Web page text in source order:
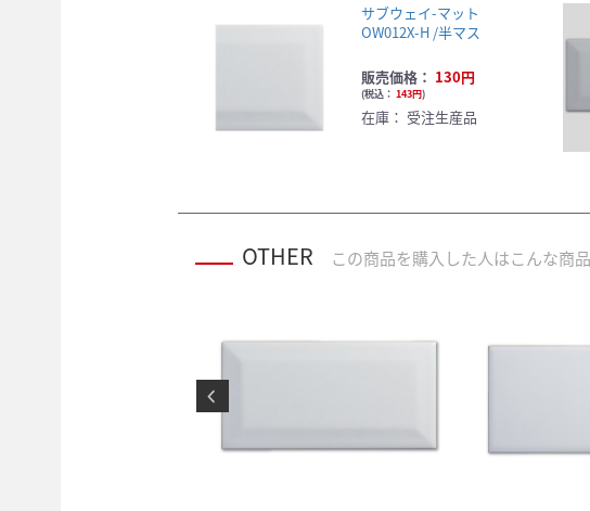
サブウェイ-マット
OW012X-H /半マス
販売価格： 130円
(税込： 143円)
在庫： 受注生産品
OTHER この商品を購入した人はこんな商